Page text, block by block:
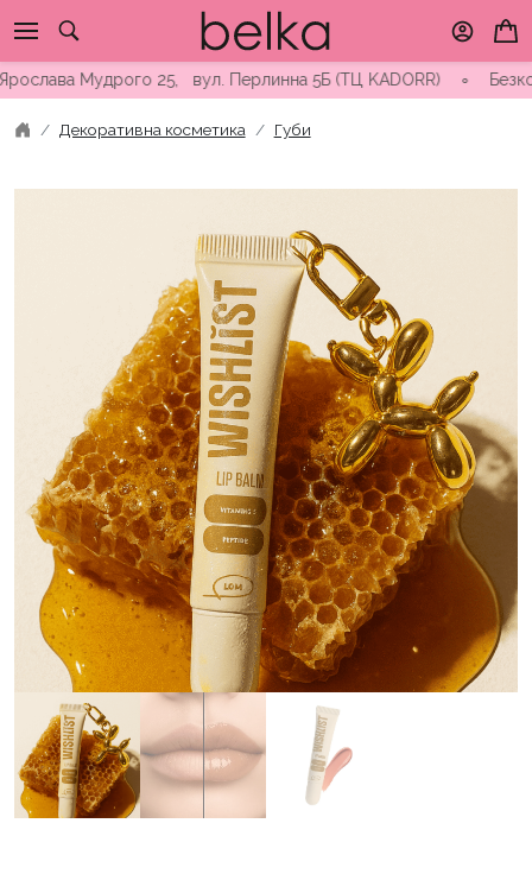
to
content
Мудрого 25, вул. Перлинна 5Б (ТЦ KADORR) ∘ Безкоштовна
Декоративна косметика Губи